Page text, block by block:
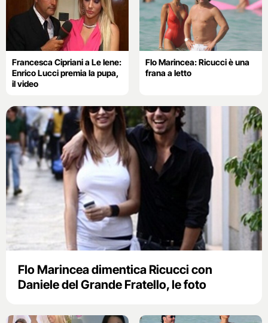
Francesca Cipriani a Le Iene:
Enrico Lucci premia la pupa,
il video
Flo Marincea: Ricucci è una
frana a letto
Flo Marincea dimentica Ricucci con
Daniele del Grande Fratello, le foto